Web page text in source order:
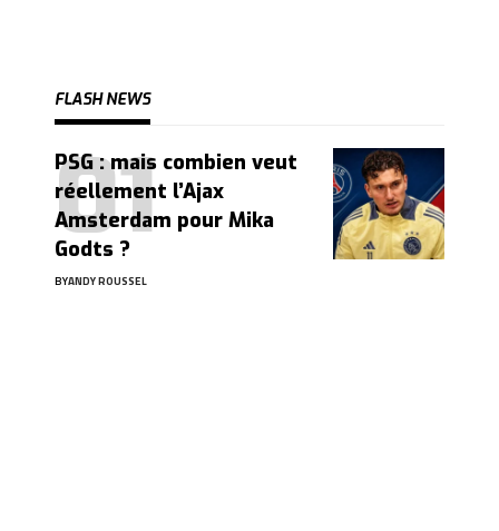
FLASH NEWS
PSG : mais combien veut
réellement l’Ajax
Amsterdam pour Mika
Godts ?
BYANDY ROUSSEL